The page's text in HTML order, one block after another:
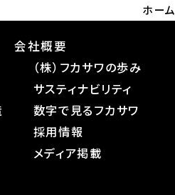
ホーム
会社概要
（株）フカサワの歩み
サスティナビリティ
数字で見るフカサワ
採用情報
メディア掲載